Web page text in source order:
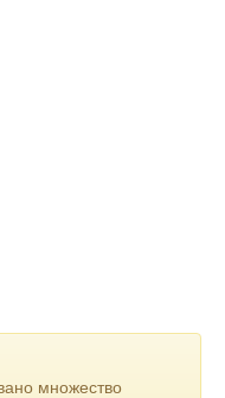
множество